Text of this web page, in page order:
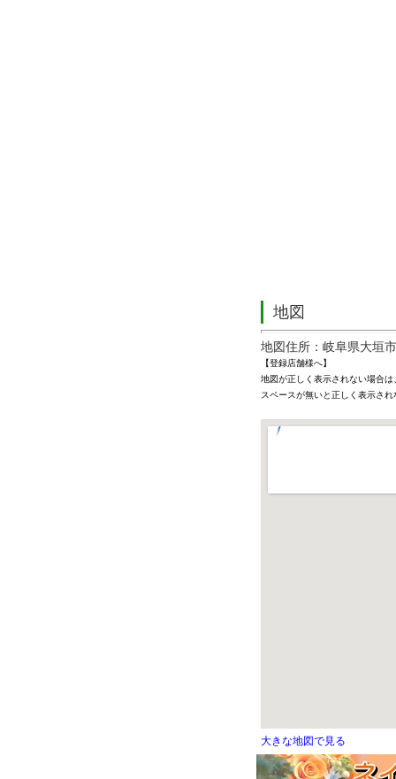
地図
地図住所：岐阜県大垣
【登録店舗様へ】
地図が正しく表示されない場合
スペースが無いと正しく表示さ
大きな地図で見る